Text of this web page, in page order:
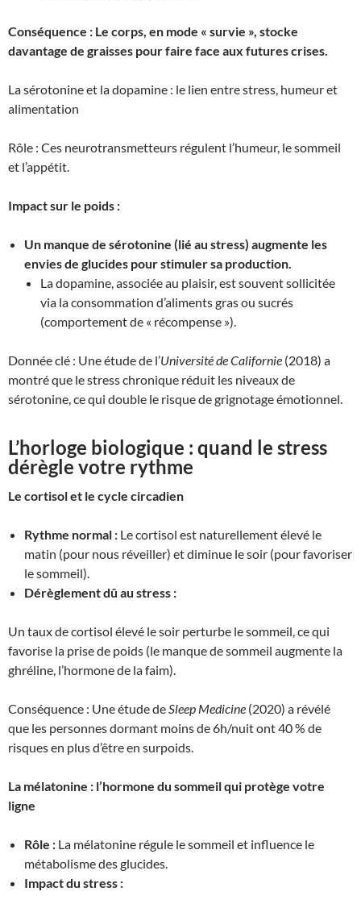
Conséquence : Le corps, en mode « survie », stocke
davantage de graisses pour faire face aux futures crises.
La sérotonine et la dopamine : le lien entre stress, humeur et
alimentation
Rôle : Ces neurotransmetteurs régulent l’humeur, le sommeil
et l’appétit.
Impact sur le poids :
Un manque de sérotonine (lié au stress) augmente les
envies de glucides pour stimuler sa production.
La dopamine, associée au plaisir, est souvent sollicitée
via la consommation d’aliments gras ou sucrés
(comportement de « récompense »).
Donnée clé : Une étude de l’Université de Californie (2018) a
montré que le stress chronique réduit les niveaux de
sérotonine, ce qui double le risque de grignotage émotionnel.
L’horloge biologique : quand le stress
dérègle votre rythme
Le cortisol et le cycle circadien
Rythme normal : Le cortisol est naturellement élevé le
matin (pour nous réveiller) et diminue le soir (pour favoriser
le sommeil).
Dérèglement dû au stress :
Un taux de cortisol élevé le soir perturbe le sommeil, ce qui
favorise la prise de poids (le manque de sommeil augmente la
ghréline, l’hormone de la faim).
Conséquence : Une étude de Sleep Medicine (2020) a révélé
que les personnes dormant moins de 6h/nuit ont 40 % de
risques en plus d’être en surpoids.
La mélatonine : l’hormone du sommeil qui protège votre
ligne
Rôle : La mélatonine régule le sommeil et influence le
métabolisme des glucides.
Impact du stress :